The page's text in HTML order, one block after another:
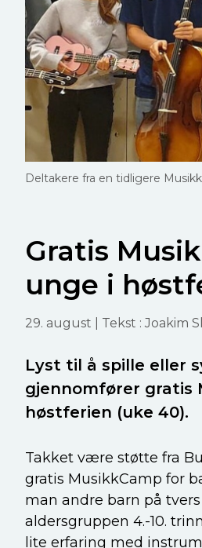
Deltakere fra en tidligere
Gratis
unge i
29. august | Tekst : Joakim
Lyst til å spille eller
gjennomfører gratis
høstferien (uke 40).
Takket være støtte fra
gratis MusikkCamp for
man andre barn på
aldersgruppen 4.-10.
lite erfaring med